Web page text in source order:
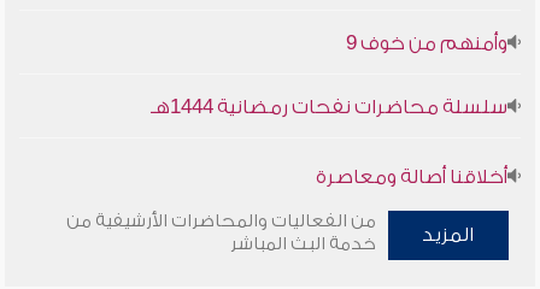
وأمنهم من خوف 9
سلسلة محاضرات نفحات رمضانية 1444هـ
أخلاقنا أصالة ومعاصرة
وأمنهم من خوف 9
المزيد
من الفعاليات والمحاضرات الأرشيفية من
خدمة البث المباشر